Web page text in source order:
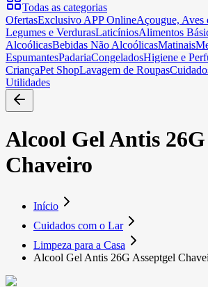
Todas as categorias
OfertasExclusivo APP OnlineAçougue, Aves
Legumes e VerdurasLaticíniosAlimentos
AlcoólicasBebidas Não AlcoólicasMatinais
EspumantesPadariaCongeladosHigiene e
CriançaPet ShopLavagem de Roupas
Utilidades
Alcool Gel Antis 26G
Chaveiro
Início
Cuidados com o Lar
Limpeza para a Casa
Alcool Gel Antis 26G Asseptgel